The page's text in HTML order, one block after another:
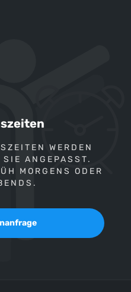
WERDEN
ANGEPASST.
MORGENS ODER